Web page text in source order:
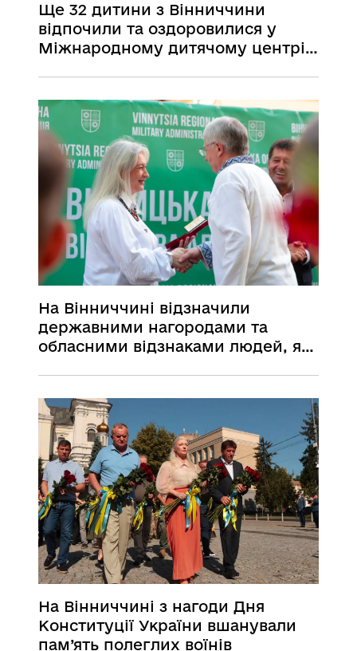
Ще 32 дитини з Вінниччини
відпочили та оздоровилися у
Міжнародному дитячому центрі
На Вінниччині відзначили
державними нагородами та
обласними відзнаками людей, які
щодня зміцнюють Україну
На Вінниччині з нагоди Дня
Конституції України вшанували
пам’ять полеглих воїнів